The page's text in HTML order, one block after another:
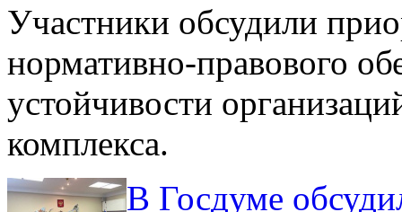
Участники обсудили
нормативно-правового
устойчивости
комплекса.
В Госдуме